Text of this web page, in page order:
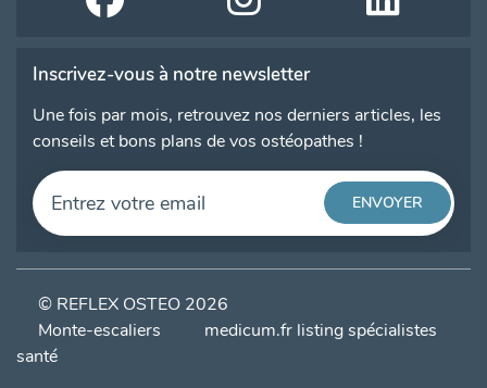
Inscrivez-vous à notre newsletter
Une fois par mois, retrouvez nos derniers articles, les
conseils et bons plans de vos ostéopathes !
© REFLEX OSTEO 2026
Monte-escaliers
medicum.fr listing spécialistes
santé